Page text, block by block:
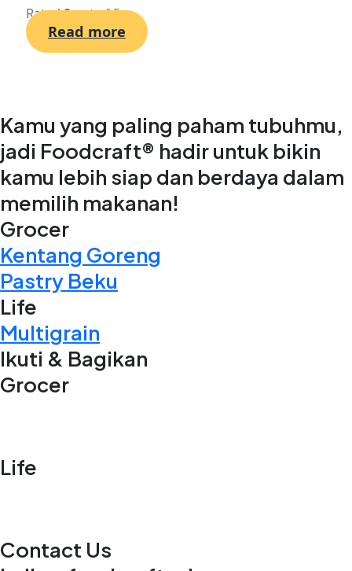
Rated0out of 5
Read more
Kamu yang paling paham tubuhmu,
jadi Foodcraft® hadir untuk bikin
kamu lebih siap dan berdaya dalam
memilih makanan!
Grocer
Kentang Goreng
Pastry Beku
Life
Multigrain
Ikuti & Bagikan
Grocer
Life
Contact Us